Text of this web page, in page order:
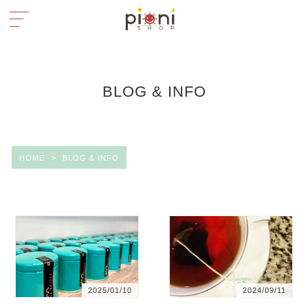
BLOG & INFO
HOME > BLOG & INFO
2025/01/10 2024/09/11